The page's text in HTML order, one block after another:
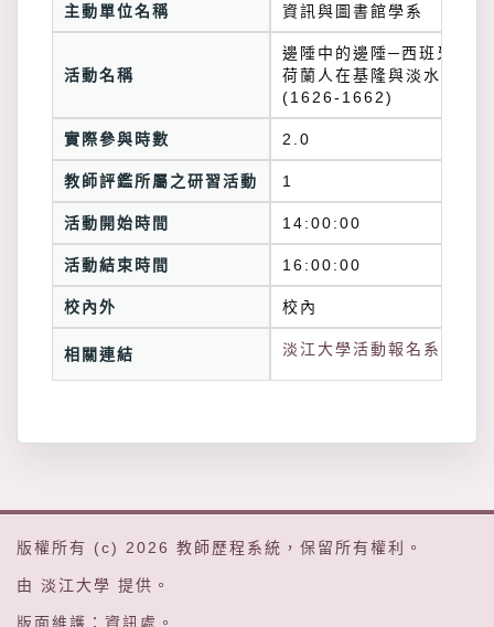
主動單位名稱 資訊與圖書館學系
活動名稱
邊陲中的邊陲─西班牙人與
荷蘭人在基隆與淡水
(1626-1662)
實際參與時數 2.0
教師評鑑所屬之研習活動 1
活動開始時間 14:00:00
活動結束時間 16:00:00
校內外 校內
相關連結 淡江大學活動報名系統連結
版權所有 (c) 2026 教師歷程系統 ，保留所有權利。
由 淡江大學 提供。
版面維護： 資訊處 。